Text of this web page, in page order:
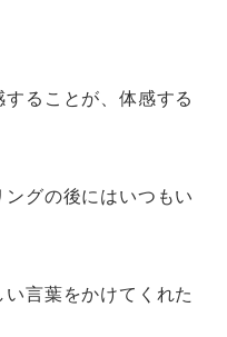
ることが、体感する
グの後にはいつもい
言葉をかけてくれた